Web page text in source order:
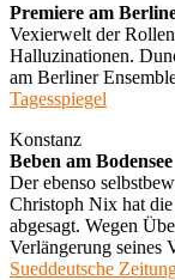
Premiere am
Vexierwelt der
Halluzinationen.
am Berliner
Tagesspiegel
Konstanz
Beben am Bodensee
Der ebenso
Christoph Nix hat
abgesagt. Wegen
Verlängerung seines
Sueddeutsche